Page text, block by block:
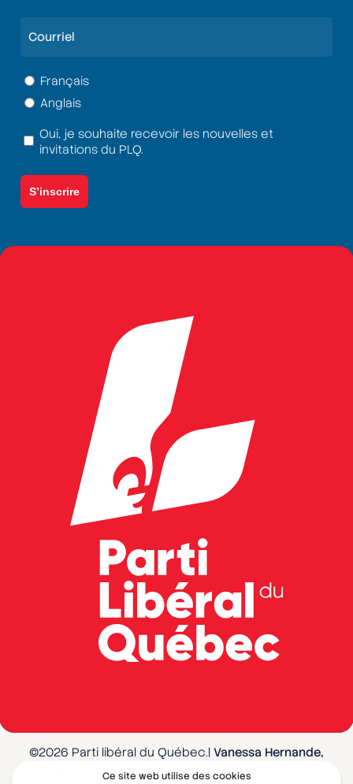
Langue
(Nécessaire)
Français
Anglais
Termes
conditions
Oui, je souhaite recevoir les nouvelles et
invitations du PLQ.
©2026 Parti libéral du Québec.|Vanessa Hernande,